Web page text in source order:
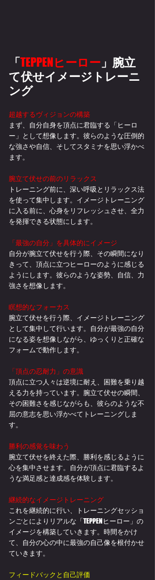
「TEPPENヒーロー 」腕立
て伏せイメージトレーニ
ング
超越するヴィジョンの構築
まず、自分自身を頂点に君臨する「ヒーロ
ー」として想像します。彼らのような圧倒的
な強さや自信、そしてスタミナを思い浮かべ
ます。
腕立て伏せの前のリラックス
トレーニング前に、深い呼吸とリラックス法
を使って集中します。イメージトレーニング
に入る前に、心身をリフレッシュさせ、全力
を発揮できる状態にします。
「最強の自分」を具体的にイメージ
自分が腕立て伏せを行う際、その瞬間になり
きって、頂点に立つヒーローのように感じる
ようにします。彼らのような姿勢、自信、力
強さを想像します。
瞑想的なフォーカス
腕立て伏せを行う際、イメージトレーニング
として集中して行います。自分が最強の自分
になる姿を想像しながら、ゆっくりと正確な
フォームで動作します。
「頂点の忍耐力」の意識
頂点に立つ人々は逆境に耐え、困難を乗り越
える力を持っています。腕立て伏せの瞬間、
その困難さを感じながらも、彼らのような不
屈の意志を思い浮かべてトレーニングしま
す。
勝利の感覚を味わう
腕立て伏せを終えた際、勝利を感じるように
心を集中させます。自分が頂点に君臨するよ
うな満足感と達成感を体験します。
継続的なイメージトレーニング
これを継続的に行い、トレーニングセッショ
ンごとによりリアルな「TEPPENヒーロー」の
イメージを構築していきます。時間をかけ
て、自分の心の中に最強の自己像を根付かせ
ていきます。
フィードバックと自己評価